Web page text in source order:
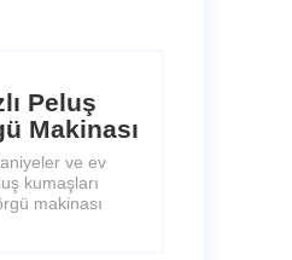
Peluş
Makinası
ve ev
kumaşları
makinası